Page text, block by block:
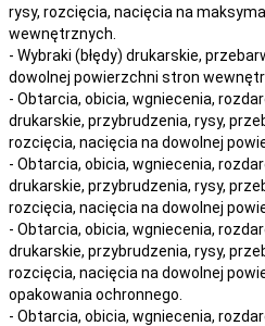
rysy, rozcięcia, nacięcia na
wewnętrznych.
- Wybraki (błędy) drukarskie,
dowolnej powierzchni stron
- Obtarcia, obicia, wgniecenia,
drukarskie, przybrudzenia, rysy,
rozcięcia, nacięcia na dowolnej
- Obtarcia, obicia, wgniecenia,
drukarskie, przybrudzenia, rysy,
rozcięcia, nacięcia na dowolnej
- Obtarcia, obicia, wgniecenia,
drukarskie, przybrudzenia, rysy,
rozcięcia, nacięcia na dowolnej
opakowania ochronnego.
- Obtarcia, obicia, wgniecenia,